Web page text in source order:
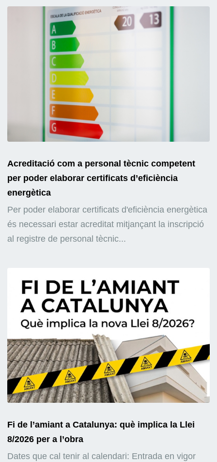
Acreditació com a personal tècnic competent
per poder elaborar certificats d’eficiència
energètica
Per poder elaborar certificats d'eficiència energètica
és necessari estar acreditat mitjançant la inscripció
al registre de personal tècnic...
Fi de l’amiant a Catalunya: què implica la Llei
8/2026 per a l’obra
Dates que cal tenir al calendari: Entrada en vigor